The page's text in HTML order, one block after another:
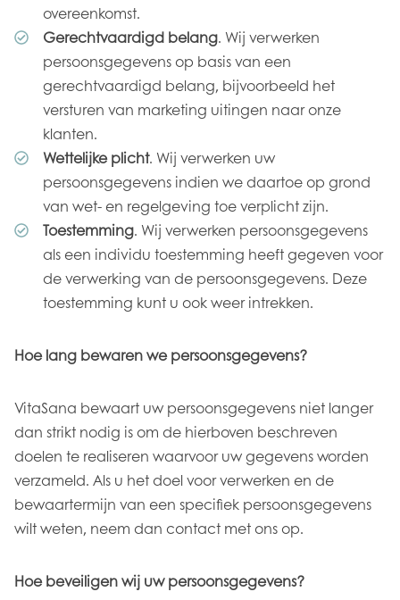
overeenkomst.
Gerechtvaardigd belang. Wij verwerken
persoonsgegevens op basis van een
gerechtvaardigd belang, bijvoorbeeld het
versturen van marketing uitingen naar onze
klanten.
Wettelijke plicht. Wij verwerken uw
persoonsgegevens indien we daartoe op grond
van wet- en regelgeving toe verplicht zijn.
Toestemming. Wij verwerken persoonsgegevens
als een individu toestemming heeft gegeven voor
de verwerking van de persoonsgegevens. Deze
toestemming kunt u ook weer intrekken.
Hoe lang bewaren we persoonsgegevens?
VitaSana bewaart uw persoonsgegevens niet langer
dan strikt nodig is om de hierboven beschreven
doelen te realiseren waarvoor uw gegevens worden
verzameld. Als u het doel voor verwerken en de
bewaartermijn van een specifiek persoonsgegevens
wilt weten, neem dan contact met ons op.
Hoe beveiligen wij uw persoonsgegevens?